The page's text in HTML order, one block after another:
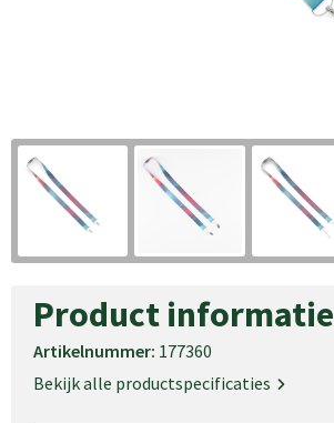
Product informatie
Artikelnummer: 177360
Bekijk alle productspecificaties